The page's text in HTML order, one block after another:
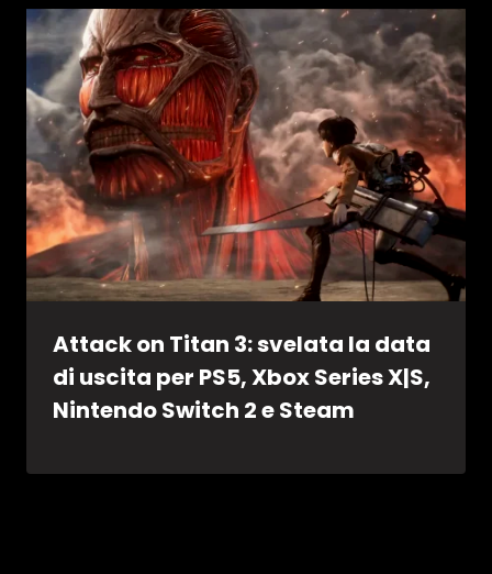
Attack on Titan 3: svelata la data
di uscita per PS5, Xbox Series X|S,
Nintendo Switch 2 e Steam